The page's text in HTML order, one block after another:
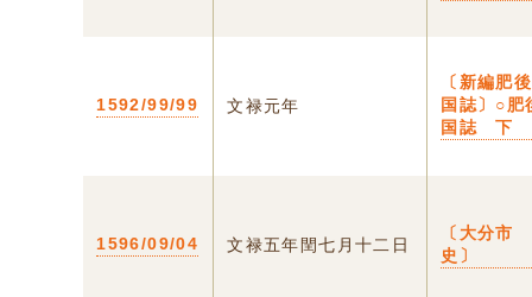
1592/99/99 文禄元年
〔新編肥後
国誌〕○肥
国誌 下
1596/09/04 文禄五年閏七月十二日
〔大分市
史〕